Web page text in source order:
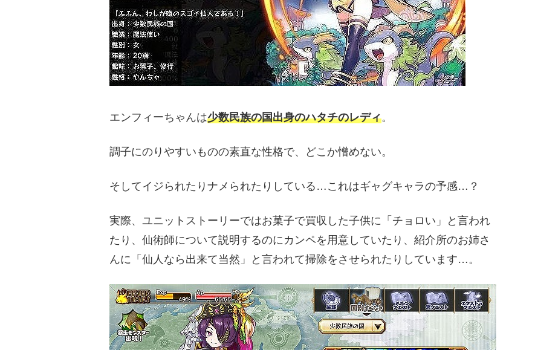
エンフィーちゃんは少数民族の国出身のハタチのレディ。
調子にのりやすいものの素直な性格で、どこか憎めない。
そしてイジられたりナメられたりしている…これはギャグキャラの予感…？
実際、ユニットストーリーではお菓子で買収した子供に「チョロい」と言われ
たり、仙術師について説明するのにカンペを用意していたり、紹介所のお姉さ
んに「仙人なら出来て当然」と言われて掃除をさせられたりしています…。